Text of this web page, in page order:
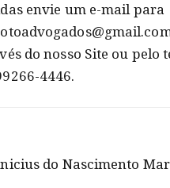
envie um e-mail para
do nosso Site ou pelo
4446.
do Nascimento